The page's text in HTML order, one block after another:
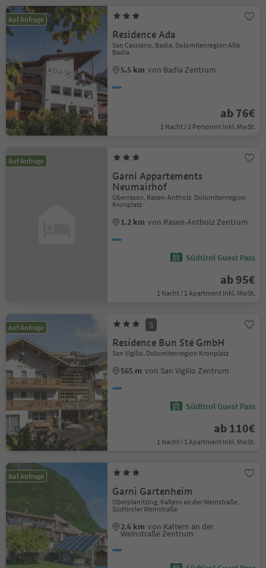
Auf Anfrage
Residence Ada
San Cassiano, Badia, Dolomitenregion Alta
Badia
5.5 km von Badia Zentrum
ab 76€
1 Nacht / 2 Personen Inkl. MwSt.
Auf Anfrage
Garni Appartements
Neumairhof
Oberrasen, Rasen-Antholz, Dolomitenregion
Kronplatz
1.2 km von Rasen-Antholz Zentrum
Südtirol Guest Pass
ab 95€
1 Nacht / 1 Apartment Inkl. MwSt.
Auf Anfrage S
Residence Bun Sté GmbH
San Vigilio, Dolomitenregion Kronplatz
565 m von San Vigilio Zentrum
Südtirol Guest Pass
ab 110€
1 Nacht / 1 Apartment Inkl. MwSt.
Auf Anfrage
Garni Gartenheim
Oberplanitzing, Kaltern an der Weinstraße,
Südtiroler Weinstraße
2.6 km von Kaltern an der
Weinstraße Zentrum